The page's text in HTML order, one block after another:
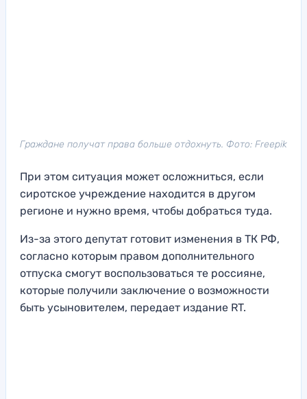
Граждане получат права больше отдохнуть. Фото: Freepik
При этом ситуация может осложниться, если
сиротское учреждение находится в другом
регионе и нужно время, чтобы добраться туда.
Из-за этого депутат готовит изменения в ТК РФ,
согласно которым правом дополнительного
отпуска смогут воспользоваться те россияне,
которые получили заключение о возможности
быть усыновителем, передает издание RT.